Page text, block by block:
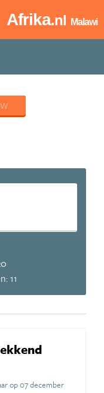
Afrika.nl Malawi
11
op 07 december